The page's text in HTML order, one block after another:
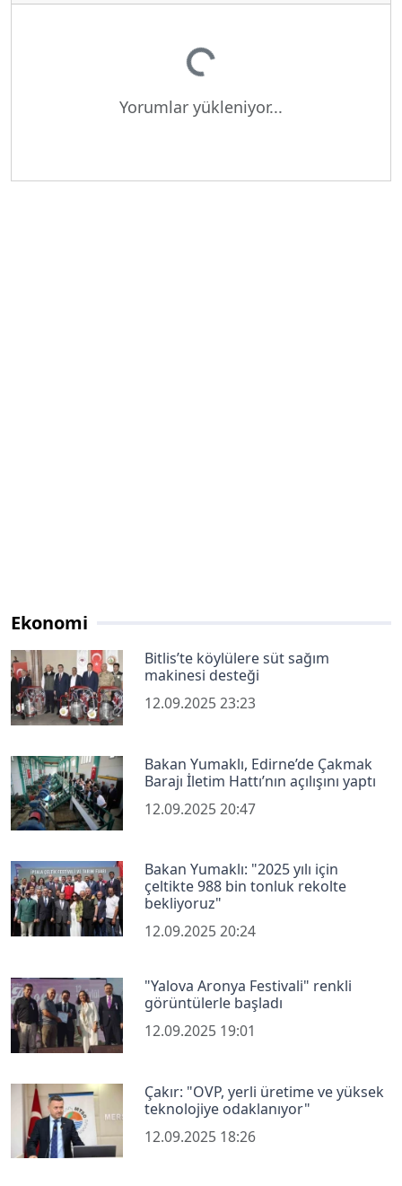
Yükleniyor...
Yorumlar yükleniyor...
Ekonomi
Bitlis’te köylülere süt sağım
makinesi desteği
12.09.2025 23:23
Bakan Yumaklı, Edirne’de Çakmak
Barajı İletim Hattı’nın açılışını yaptı
12.09.2025 20:47
Bakan Yumaklı: "2025 yılı için
çeltikte 988 bin tonluk rekolte
bekliyoruz"
12.09.2025 20:24
"Yalova Aronya Festivali" renkli
görüntülerle başladı
12.09.2025 19:01
Çakır: "OVP, yerli üretime ve yüksek
teknolojiye odaklanıyor"
12.09.2025 18:26